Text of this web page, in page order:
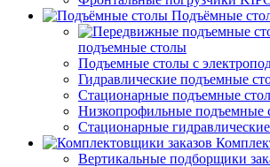
Подъёмные
подъемные столы
Подъемные столы с
Гидравлические подъемные
Стационарные подъемные
Низкопрофильные подъемные
Стационарные
Вертикальные подборщики